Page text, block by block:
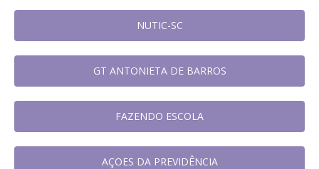
NUTIC-SC
GT ANTONIETA DE BARROS
FAZENDO ESCOLA
AÇOES DA PREVIDÊNCIA